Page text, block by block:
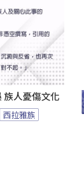
族人憂傷文化
西拉雅族